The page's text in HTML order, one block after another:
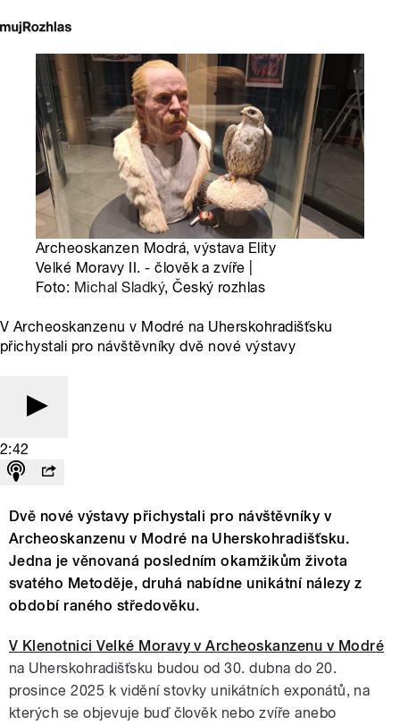
Archeoskanzen Modrá, výstava Elity
Velké Moravy II. - člověk a zvíře |
Foto: Michal Sladký, Český rozhlas
V Archeoskanzenu v Modré na Uherskohradišťsku
přichystali pro návštěvníky dvě nové výstavy
2:42
Dvě nové výstavy přichystali pro návštěvníky v
Archeoskanzenu v Modré na Uherskohradišťsku.
Jedna je věnovaná posledním okamžikům života
svatého Metoděje, druhá nabídne unikátní nálezy z
období raného středověku.
V Klenotnici Velké Moravy v Archeoskanzenu v Modré
na Uherskohradišťsku budou od 30. dubna do 20.
prosince 2025 k vidění stovky unikátních exponátů, na
kterých se objevuje buď člověk nebo zvíře anebo